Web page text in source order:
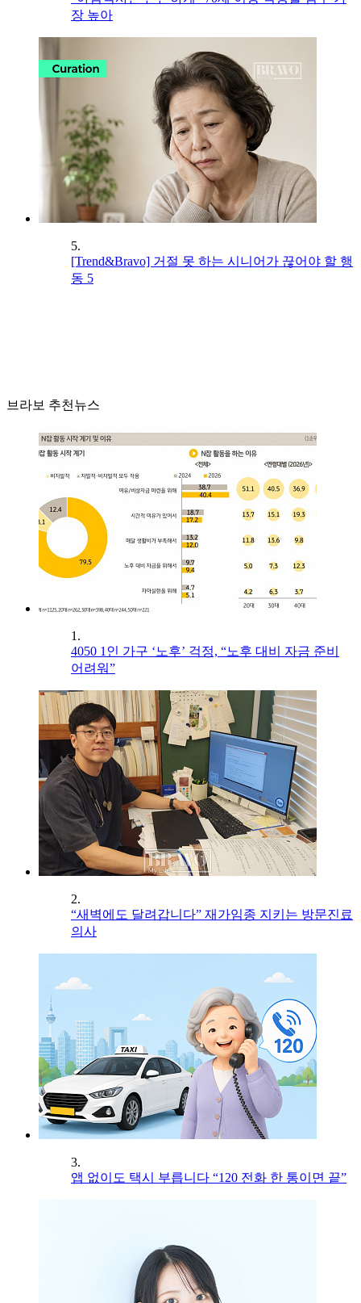
장 높아
5.
[Trend&Bravo] 거절 못 하는 시니어가 끊어야 할 행
동 5
브라보 추천뉴스
1.
4050 1인 가구 ‘노후’ 걱정, “노후 대비 자금 준비
어려워”
2.
“새벽에도 달려갑니다” 재가임종 지키는 방문진료
의사
3.
앱 없이도 택시 부릅니다 “120 전화 한 통이면 끝”